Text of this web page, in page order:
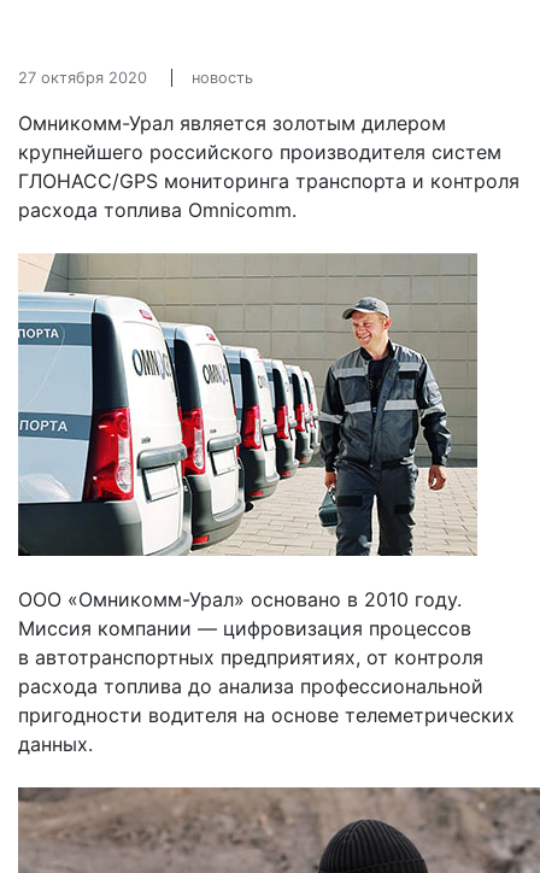
27 октября 2020 новость
Омникомм-Урал является золотым дилером
крупнейшего российского производителя систем
ГЛОНАСС/GPS мониторинга транспорта и контроля
расхода топлива Omnicomm.
ООО «Омникомм-Урал» основано в 2010 году.
Миссия компании — цифровизация процессов
в автотранспортных предприятиях, от контроля
расхода топлива до анализа профессиональной
пригодности водителя на основе телеметрических
данных.